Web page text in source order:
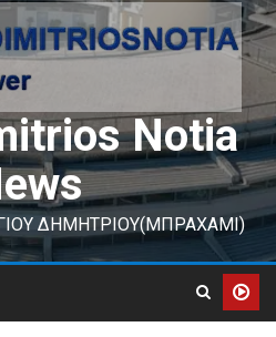
Notia
ΔΗΜΗΤΡΙΟΥ(ΜΠΡΑΧΑΜΙ)